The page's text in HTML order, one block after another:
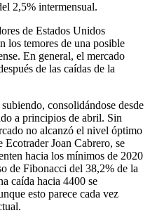
2,5% intermensual.
de Estados Unidos
los temores de una posible
En general, el mercado
de las caídas de la
consolidándose desde
a principios de abril. Sin
no alcanzó el nivel óptimo
Ecotrader Joan Cabrero, se
hacia los mínimos de 2020
de Fibonacci del 38,2% de la
caída hacia 4400 se
esto parece cada vez